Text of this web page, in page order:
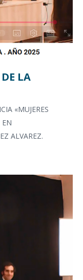
LA
«MUJERES
ALVAREZ.